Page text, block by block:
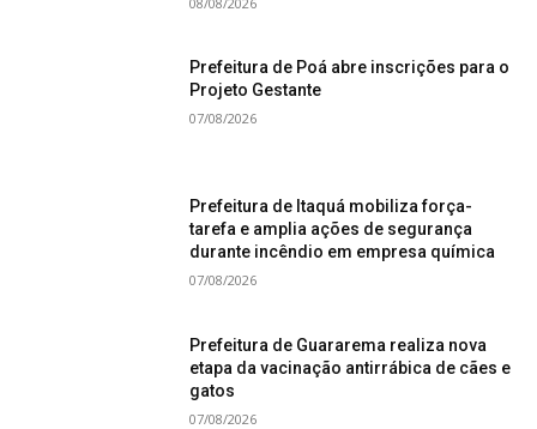
Prefeitura de Poá abre inscrições para o
Projeto Gestante
07/08/2026
Prefeitura de Itaquá mobiliza força-
tarefa e amplia ações de segurança
durante incêndio em empresa química
07/08/2026
Prefeitura de Guararema realiza nova
etapa da vacinação antirrábica de cães e
gatos
07/08/2026